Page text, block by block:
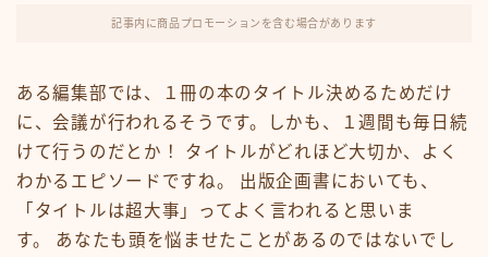
かすヒント
利用規約／特定商取引法に基づく表記
有料記事の決済完了ページ
特定商取引法に基づく表記
私について
運営者情報
記事内に商品プロモーションを含む場合があります
ある編集部では、１冊の本のタイトル決めるためだけ
に、会議が行われるそうです。しかも、１週間も毎日続
けて行うのだとか！ タイトルがどれほど大切か、よく
わかるエピソードですね。 出版企画書においても、
「タイトルは超大事」ってよく言われると思いま
す。 あなたも頭を悩ませたことがあるのではないでし